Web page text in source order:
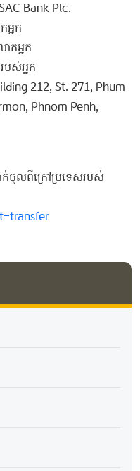
Bank Plc.
នក
អ្នក
បស់អ្នក
212, St. 271, Phum
Phnom Penh,
រាក់ចូលពីក្រៅប្រទេសរបស់
transfer